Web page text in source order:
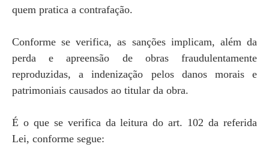
quem pratica a contrafação.
Conforme se verifica, as sanções implicam, além da
perda e apreensão de obras fraudulentamente
reproduzidas, a indenização pelos danos morais e
patrimoniais causados ao titular da obra.
É o que se verifica da leitura do art. 102 da referida
Lei, conforme segue: